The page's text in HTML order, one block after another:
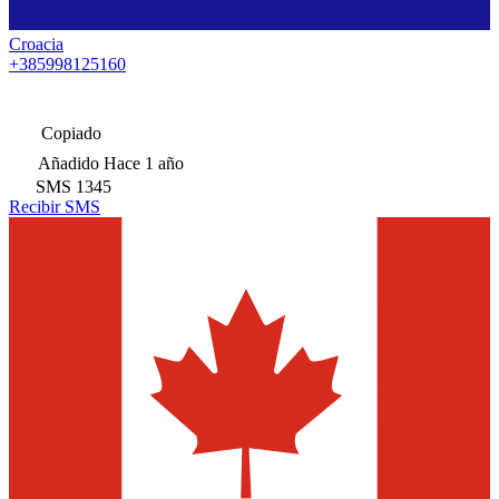
Croacia
+385998125160
Copiado
Añadido Hace 1 año
SMS 1345
Recibir SMS